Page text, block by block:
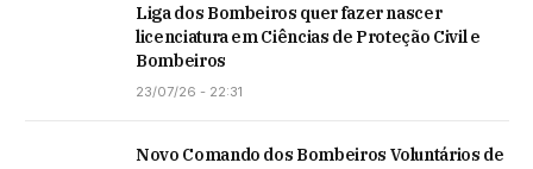
Liga dos Bombeiros quer fazer nascer
licenciatura em Ciências de Proteção Civil e
Bombeiros
23/07/26 - 22:31
Novo Comando dos Bombeiros Voluntários de